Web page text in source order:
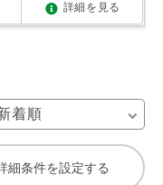
詳細を見る
細条件を設定する